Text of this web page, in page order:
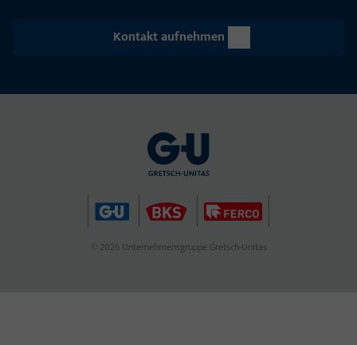
Kontakt aufnehmen
© 2026 Unternehmensgruppe Gretsch-Unitas